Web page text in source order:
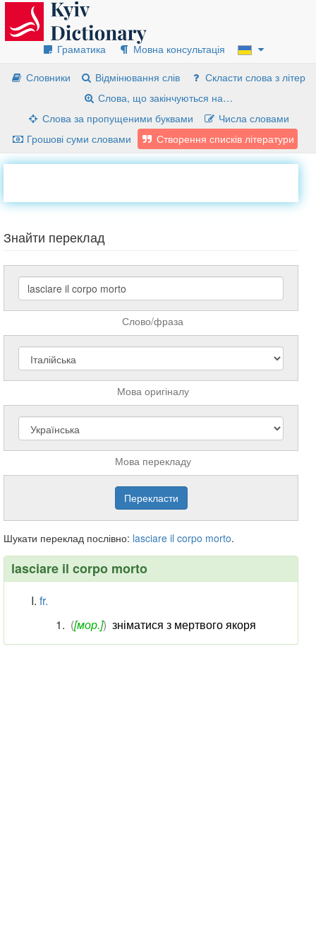
Граматика
Мовна консультація
Словники
Відмінювання слів
Скласти слова з літер
Слова, що закінчуються на…
Слова за пропущеними буквами
Числа словами
Грошові суми словами
Створення списків літератури
Знайти переклад
Слово/фраза
Мова оригіналу
Мова перекладу
Шукати переклад послівно: lasciare il corpo morto.
lasciare il corpo morto
fr.
([мор.]) зніматися з мертвого якоря